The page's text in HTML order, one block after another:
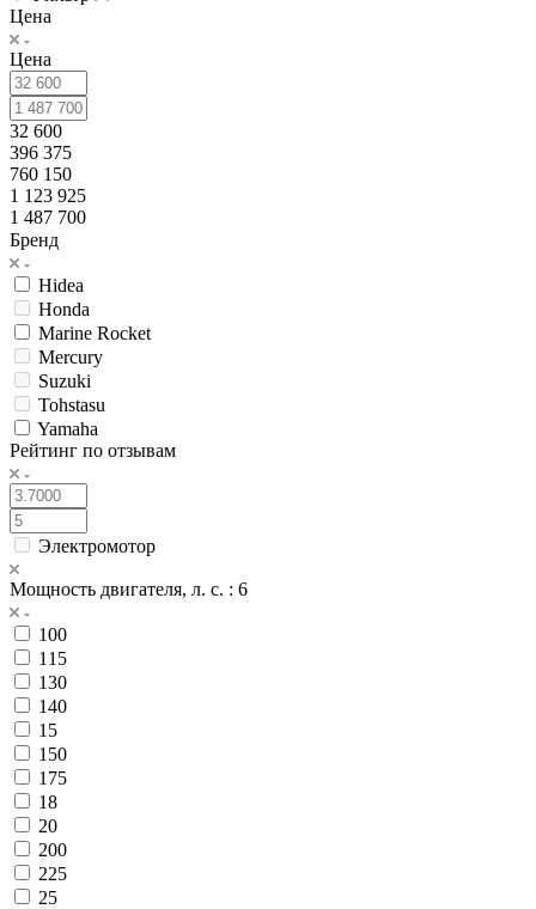
Цена
Цена
32 600
396 375
760 150
1 123 925
1 487 700
Бренд
Hidea
Honda
Marine Rocket
Mercury
Suzuki
Tohstasu
Yamaha
Рейтинг по отзывам
Электромотор
Мощность двигателя, л. с. : 6
100
115
130
140
15
150
175
18
20
200
225
25